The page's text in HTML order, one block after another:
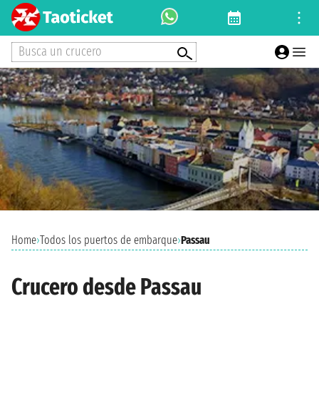
Busca un crucero
Home›Todos los puertos de embarque›Passau
Crucero desde Passau